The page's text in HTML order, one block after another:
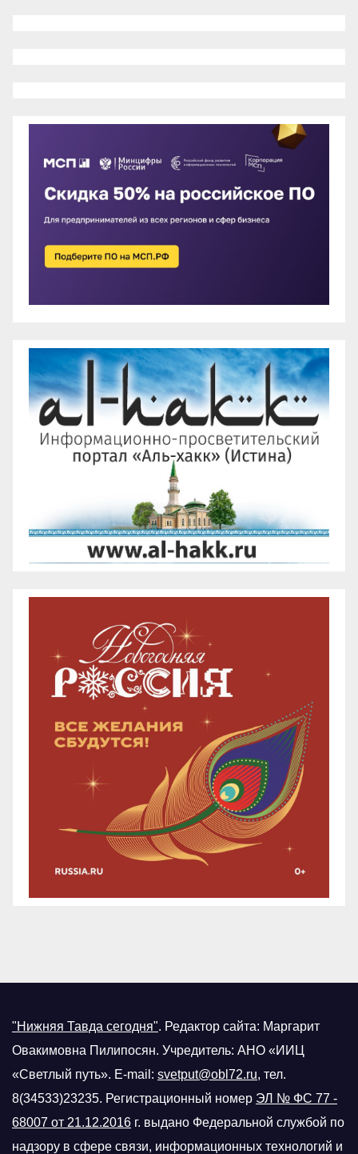
"Нижняя Тавда сегодня". Редактор сайта: Маргарит
Овакимовна Пилипосян. Учредитель: АНО «ИИЦ
«Светлый путь». E-mail: svetput@obl72.ru, тел.
8(34533)23235. Регистрационный номер ЭЛ № ФС 77 -
68007 от 21.12.2016 г. выдано Федеральной службой по
надзору в сфере связи, информационных технологий и